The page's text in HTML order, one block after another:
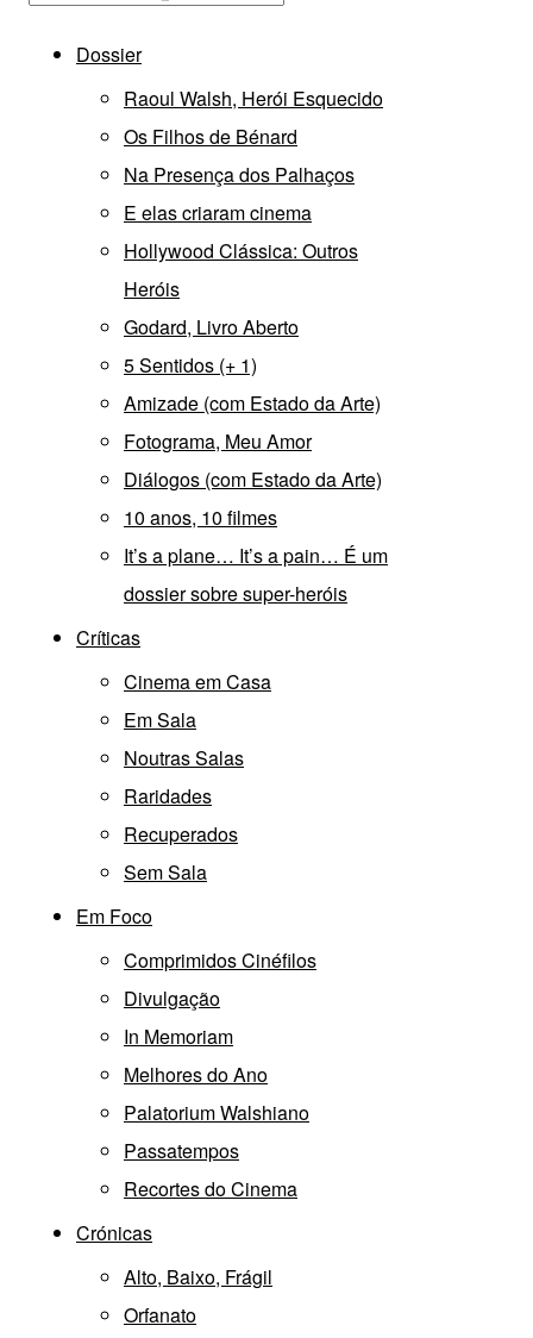
Dossier
Raoul Walsh, Herói Esquecido
Os Filhos de Bénard
Na Presença dos Palhaços
E elas criaram cinema
Hollywood Clássica: Outros
Heróis
Godard, Livro Aberto
5 Sentidos (+ 1)
Amizade (com Estado da Arte)
Fotograma, Meu Amor
Diálogos (com Estado da Arte)
10 anos, 10 filmes
It’s a plane… It’s a pain… É um
dossier sobre super-heróis
Críticas
Cinema em Casa
Em Sala
Noutras Salas
Raridades
Recuperados
Sem Sala
Em Foco
Comprimidos Cinéfilos
Divulgação
In Memoriam
Melhores do Ano
Palatorium Walshiano
Passatempos
Recortes do Cinema
Crónicas
Alto, Baixo, Frágil
Orfanato